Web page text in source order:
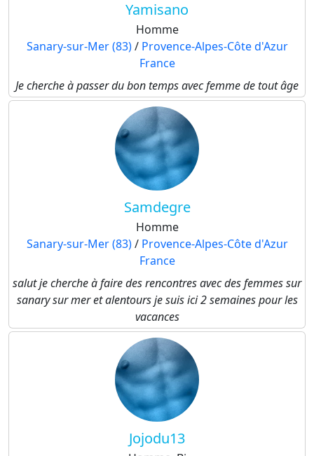
Yamisano
Homme
Sanary-sur-Mer (83)/ Provence-Alpes-Côte d'Azur
France
Je cherche à passer du bon temps avec femme de tout âge
Samdegre
Homme
Sanary-sur-Mer (83)/ Provence-Alpes-Côte d'Azur
France
salut je cherche à faire des rencontres avec des femmes sur
sanary sur mer et alentours je suis ici 2 semaines pour les
vacances
Jojodu13